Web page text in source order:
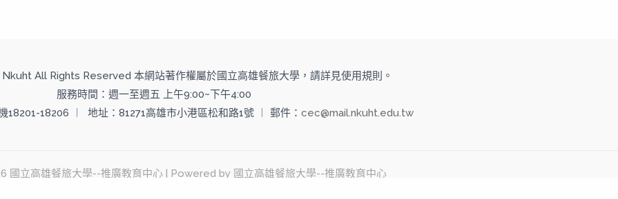
All Rights Reserved 本網站著作權屬於國立高雄餐旅大學，請詳見使用規則。
服務時間：週一至週五 上午9:00~下午4:00
18201-18206 ︱ 地址：81271高雄市小港區松和路1號 ︱ 郵件： cec@mail.nkuht.edu.tw
國立高雄餐旅大學--推廣教育中心 | Powered by 國立高雄餐旅大學--推廣教育中心